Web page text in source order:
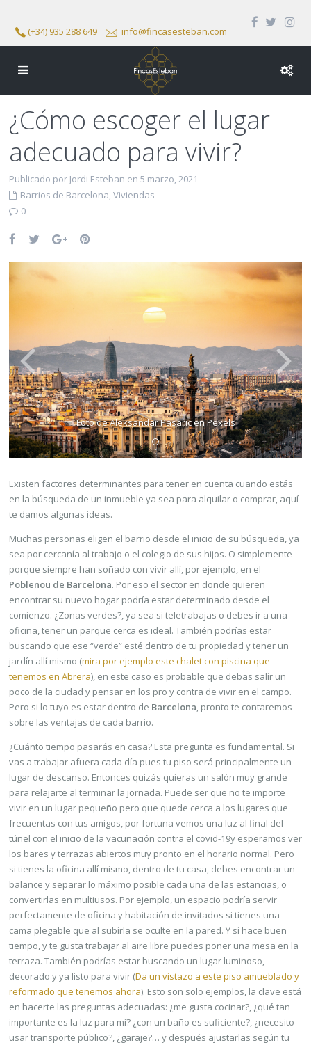
(+34) 935 288 649 info@fincasesteban.com
¿Cómo escoger el lugar
adecuado para vivir?
Publicado por Jordi Esteban en 5 marzo, 2021
Barrios de Barcelona,Viviendas
0
Foto de Aleksandar Pasaric en Pexels
Existen factores determinantes para tener en cuenta cuando estás
en la búsqueda de un inmueble ya sea para alquilar o comprar, aquí
te damos algunas ideas.
Muchas personas eligen el barrio desde el inicio de su búsqueda, ya
sea por cercanía al trabajo o el colegio de sus hijos. O simplemente
porque siempre han soñado con vivir allí, por ejemplo, en el
Poblenou de Barcelona. Por eso el sector en donde quieren
encontrar su nuevo hogar podría estar determinado desde el
comienzo. ¿Zonas verdes?, ya sea si teletrabajas o debes ir a una
oficina, tener un parque cerca es ideal. También podrías estar
buscando que ese “verde” esté dentro de tu propiedad y tener un
jardín allí mismo (mira por ejemplo este chalet con piscina que
tenemos en Abrera), en este caso es probable que debas salir un
poco de la ciudad y pensar en los pro y contra de vivir en el campo.
Pero si lo tuyo es estar dentro de Barcelona, pronto te contaremos
sobre las ventajas de cada barrio.
¿Cuánto tiempo pasarás en casa? Esta pregunta es fundamental. Si
vas a trabajar afuera cada día pues tu piso será principalmente un
lugar de descanso. Entonces quizás quieras un salón muy grande
para relajarte al terminar la jornada. Puede ser que no te importe
vivir en un lugar pequeño pero que quede cerca a los lugares que
frecuentas con tus amigos, por fortuna vemos una luz al final del
túnel con el inicio de la vacunación contra el covid-19y esperamos ver
los bares y terrazas abiertos muy pronto en el horario normal. Pero
si tienes la oficina allí mismo, dentro de tu casa, debes encontrar un
balance y separar lo máximo posible cada una de las estancias, o
convertirlas en multiusos. Por ejemplo, un espacio podría servir
perfectamente de oficina y habitación de invitados si tienes una
cama plegable que al subirla se oculte en la pared. Y si hace buen
tiempo, y te gusta trabajar al aire libre puedes poner una mesa en la
terraza. También podrías estar buscando un lugar luminoso,
decorado y ya listo para vivir (Da un vistazo a este piso amueblado y
reformado que tenemos ahora). Esto son solo ejemplos, la clave está
en hacerte las preguntas adecuadas: ¿me gusta cocinar?, ¿qué tan
importante es la luz para mí? ¿con un baño es suficiente?, ¿necesito
usar transporte público?, ¿garaje?… y después ajustarlas según tu